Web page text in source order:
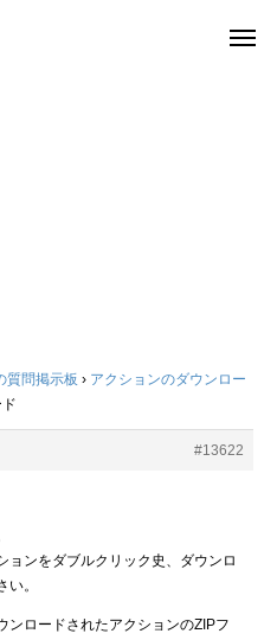
質問掲示板 › アクションのダウンロー
#13622
ョンをダブルクリック史、ダウンロ
い。
ンロードされたアクションのZIPフ